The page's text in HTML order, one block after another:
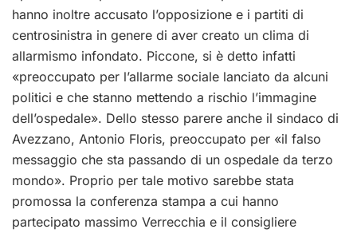
hanno inoltre accusato l’opposizione e i partiti di
centrosinistra in genere di aver creato un clima di
allarmismo infondato. Piccone, si è detto infatti
«preoccupato per l’allarme sociale lanciato da alcuni
politici e che stanno mettendo a rischio l’immagine
dell’ospedale». Dello stesso parere anche il sindaco di
Avezzano, Antonio Floris, preoccupato per «il falso
messaggio che sta passando di un ospedale da terzo
mondo». Proprio per tale motivo sarebbe stata
promossa la conferenza stampa a cui hanno
partecipato massimo Verrecchia e il consigliere